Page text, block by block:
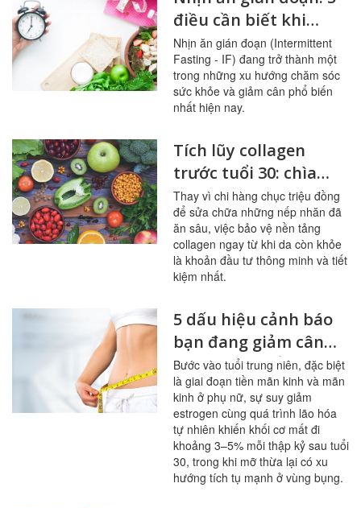
điều cần biết khi
giảm cân
Nhịn ăn gián đoạn (Intermittent
Fasting - IF) đang trở thành một
trong những xu hướng chăm sóc
sức khỏe và giảm cân phổ biến
nhất hiện nay.
Tích lũy collagen
trước tuổi 30: chìa
khóa cho làn da
không tuổi
Thay vì chi hàng chục triệu đồng
để sửa chữa những nếp nhăn đã
ăn sâu, việc bảo vệ nền tảng
collagen ngay từ khi da còn khỏe
là khoản đầu tư thông minh và tiết
kiệm nhất.
5 dấu hiệu cảnh báo
bạn đang giảm cân
sai cách ở tuổi trung
niên
Bước vào tuổi trung niên, đặc biệt
là giai đoạn tiền mãn kinh và mãn
kinh ở phụ nữ, sự suy giảm
estrogen cùng quá trình lão hóa
tự nhiên khiến khối cơ mất đi
khoảng 3–5% mỗi thập kỷ sau tuổi
30, trong khi mỡ thừa lại có xu
hướng tích tụ mạnh ở vùng bụng.